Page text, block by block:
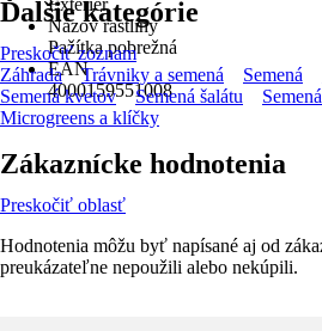
Exteriér
Názov rastliny
Pažítka pobrežná
EAN
4000159551008
Ďalšie kategórie
Preskočiť zoznam
Záhrada
Trávniky a semená Semená
Semená kvetov
Semená šalátu
Microgreens a klíčky
Zákaznícke hodnotenia
Preskočiť oblasť
Hodnotenia môžu byť napísané aj od
preukázateľne nepoužili alebo nekúpili.